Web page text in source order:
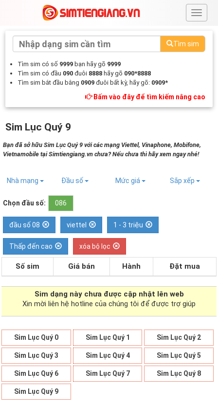
#
Tìm sim
Tìm sim có số 9999 bạn hãy gõ 9999
Tìm sim có đầu 090 đuôi 8888 hãy gõ 090*8888
Tìm sim bắt đầu bằng 0909 đuôi bất kỳ, hãy gõ: 0909*
Bấm vào đây để tìm kiếm nâng cao
Sim Lục Quý 9
Bạn đã sở hữu Sim Lục Quý 9 với các mạng Viettel, Vinaphone, Mobifone,
Vietnamobile tại Simtiengiang.vn chưa? Nếu chưa thì hãy xem ngay nhé!
Nhà mạng Đầu số Mức giá Sắp xếp
Chọn đầu số: 086
đầu số 08 viettel 1 - 3 triệu
Thấp đến cao xóa bộ lọc
Số sim Giá bán Hành Đặt mua
Sim dạng này chưa được cập nhật lên web
Xin mời liên hệ hotline của chúng tôi để được trợ giúp
Sim Lục Quý 0 Sim Lục Quý 1 Sim Lục Quý 2
Sim Lục Quý 3 Sim Lục Quý 4 Sim Lục Quý 5
Sim Lục Quý 6 Sim Lục Quý 7 Sim Lục Quý 8
Sim Lục Quý 9